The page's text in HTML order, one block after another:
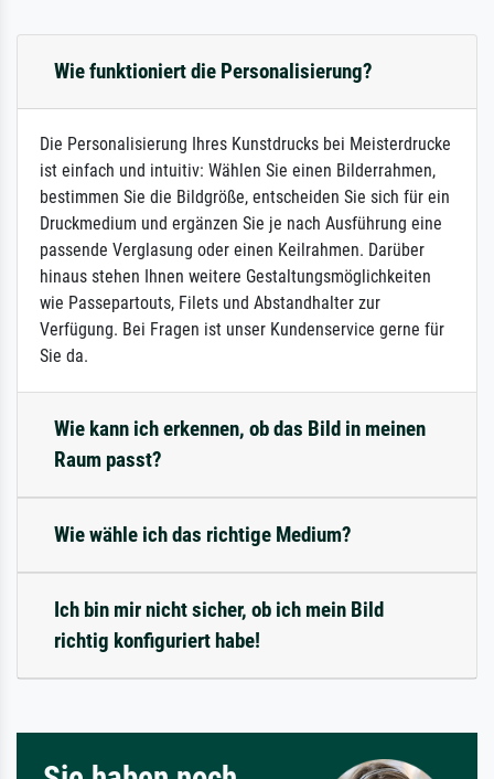
Wie funktioniert die Personalisierung?
Die Personalisierung Ihres Kunstdrucks bei Meisterdrucke
ist einfach und intuitiv: Wählen Sie einen Bilderrahmen,
bestimmen Sie die Bildgröße, entscheiden Sie sich für ein
Druckmedium und ergänzen Sie je nach Ausführung eine
passende Verglasung oder einen Keilrahmen. Darüber
hinaus stehen Ihnen weitere Gestaltungsmöglichkeiten
wie Passepartouts, Filets und Abstandhalter zur
Verfügung. Bei Fragen ist unser Kundenservice gerne für
Sie da.
Wie kann ich erkennen, ob das Bild in meinen
Raum passt?
Wie wähle ich das richtige Medium?
Ich bin mir nicht sicher, ob ich mein Bild
richtig konfiguriert habe!